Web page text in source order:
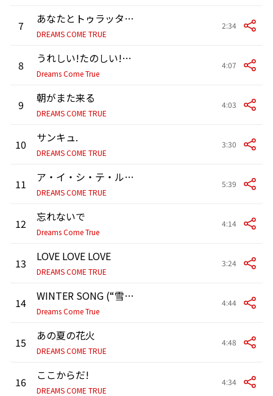
7 あなたとトゥラッタッタ♪
DREAMS COME TRUE
2:34
8 うれしい!たのしい!大好き!
Dreams Come True
4:07
9 朝がまた来る
DREAMS COME TRUE
4:03
10 サンキュ.
DREAMS COME TRUE
3:30
11 ア・イ・シ・テ・ルのサイン ～わたしたちの未来予想図～
DREAMS COME TRUE
5:39
12 忘れないで
Dreams Come True
4:14
13 LOVE LOVE LOVE
DREAMS COME TRUE
3:24
14 WINTER SONG (“雪のクリスマス” WORLDWIDE VERSION)
Dreams Come True
4:44
15 あの夏の花火
DREAMS COME TRUE
4:48
16 ここからだ!
DREAMS COME TRUE
4:34